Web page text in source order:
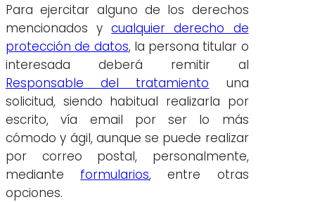
Para ejercitar alguno de los derechos
mencionados ycualquier derecho de
protección de datos, la persona titular o
interesada deberá remitir al
Responsable del tratamiento una
solicitud, siendo habitual realizarla por
escrito, vía email por ser lo más
cómodo y ágil, aunque se puede realizar
por correo postal, personalmente,
mediante formularios, entre otras
opciones.